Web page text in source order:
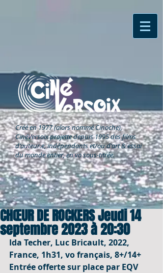
Créé en 1977 (alors nommé Cinoche),
CinéVersoixprojette depuis 1995 des films
d'auteur.e, indépendants et/ou d'art & essai
du monde entier, en vo sous-titrée.
CHŒUR DE ROCKERS Jeudi 14
septembre 2023 à 20:30
Ida Techer, Luc Bricault, 2022,
France, 1h31, vo français, 8+/14+
Entrée offerte sur place par EQV